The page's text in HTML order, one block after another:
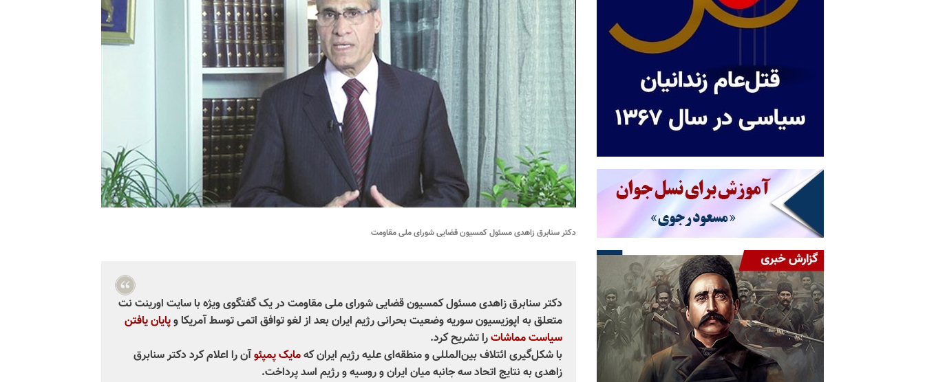
دکتر سنابرق زاهدی مسئول کمسیون قضایی شورای ملی مقاومت
دکتر سنابرق زاهدی مسئول کمسیون قضایی شورای ملی مقاومت در یک گفتگوی ویژه با سایت اورینت نت
متعلق به اپوزیسیون سوریه وضعیت بحرانی رژیم ایران بعد از لغو توافق اتمی توسط آمریکا وپایان یافتن
سیاست مماشاترا تشریح کرد.
با شکل‌گیری ائتلاف بین‌المللی و منطقه‌ای علیه رژیم ایران کهمایک پمپئوآن را اعلام کرد دکتر سنابرق
زاهدی به نتایج اتحاد سه جانبه میان ایران و روسیه و رژیم اسد پرداخت.